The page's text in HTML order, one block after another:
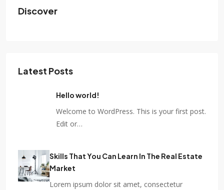
Indigo Icon: Prime Office Space in JLT with
Discover
Latest Posts
Hello world!
Welcome to WordPress. This is your first post.
Edit or…
Skills That You Can Learn In The Real Estate
Market
Lorem ipsum dolor sit amet, consectetur